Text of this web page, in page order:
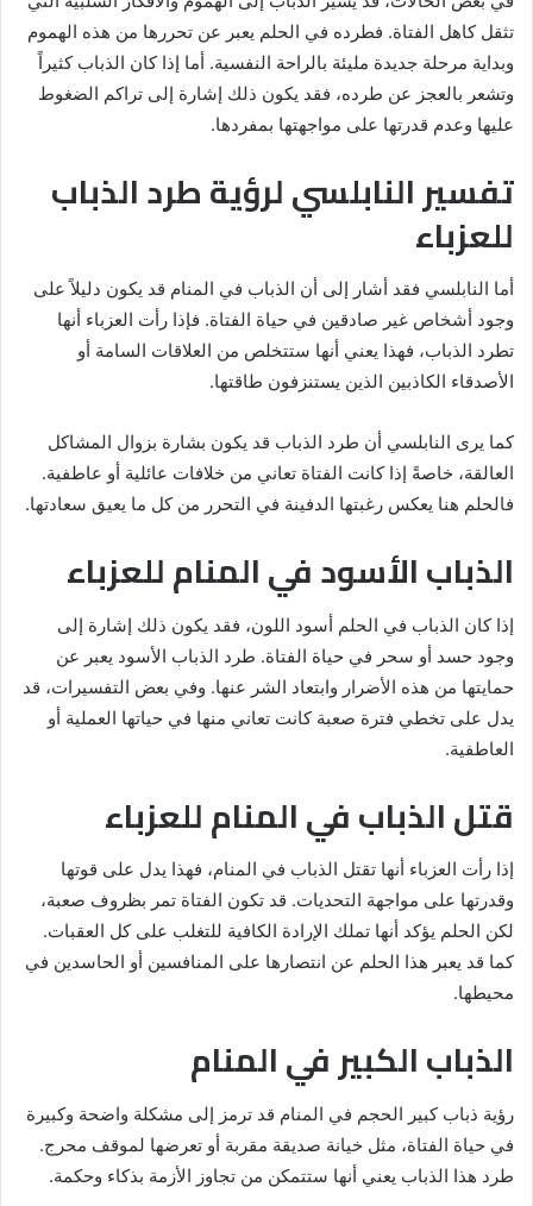
تثقل كاهل الفتاة. فطرده في الحلم يعبر عن تحررها من هذه الهموم
وبداية مرحلة جديدة مليئة بالراحة النفسية. أما إذا كان الذباب كثيراً
وتشعر بالعجز عن طرده، فقد يكون ذلك إشارة إلى تراكم الضغوط
عليها وعدم قدرتها على مواجهتها بمفردها.
تفسير النابلسي لرؤية طرد الذباب
للعزباء
أما النابلسي فقد أشار إلى أن الذباب في المنام قد يكون دليلاً على
وجود أشخاص غير صادقين في حياة الفتاة. فإذا رأت العزباء أنها
تطرد الذباب، فهذا يعني أنها ستتخلص من العلاقات السامة أو
الأصدقاء الكاذبين الذين يستنزفون طاقتها.
كما يرى النابلسي أن طرد الذباب قد يكون بشارة بزوال المشاكل
العالقة، خاصةً إذا كانت الفتاة تعاني من خلافات عائلية أو عاطفية.
فالحلم هنا يعكس رغبتها الدفينة في التحرر من كل ما يعيق سعادتها.
الذباب الأسود في المنام للعزباء
إذا كان الذباب في الحلم أسود اللون، فقد يكون ذلك إشارة إلى
وجود حسد أو سحر في حياة الفتاة. طرد الذباب الأسود يعبر عن
حمايتها من هذه الأضرار وابتعاد الشر عنها. وفي بعض التفسيرات، قد
يدل على تخطي فترة صعبة كانت تعاني منها في حياتها العملية أو
العاطفية.
قتل الذباب في المنام للعزباء
إذا رأت العزباء أنها تقتل الذباب في المنام، فهذا يدل على قوتها
وقدرتها على مواجهة التحديات. قد تكون الفتاة تمر بظروف صعبة،
لكن الحلم يؤكد أنها تملك الإرادة الكافية للتغلب على كل العقبات.
كما قد يعبر هذا الحلم عن انتصارها على المنافسين أو الحاسدين في
محيطها.
الذباب الكبير في المنام
رؤية ذباب كبير الحجم في المنام قد ترمز إلى مشكلة واضحة وكبيرة
في حياة الفتاة، مثل خيانة صديقة مقربة أو تعرضها لموقف محرج.
طرد هذا الذباب يعني أنها ستتمكن من تجاوز الأزمة بذكاء وحكمة.